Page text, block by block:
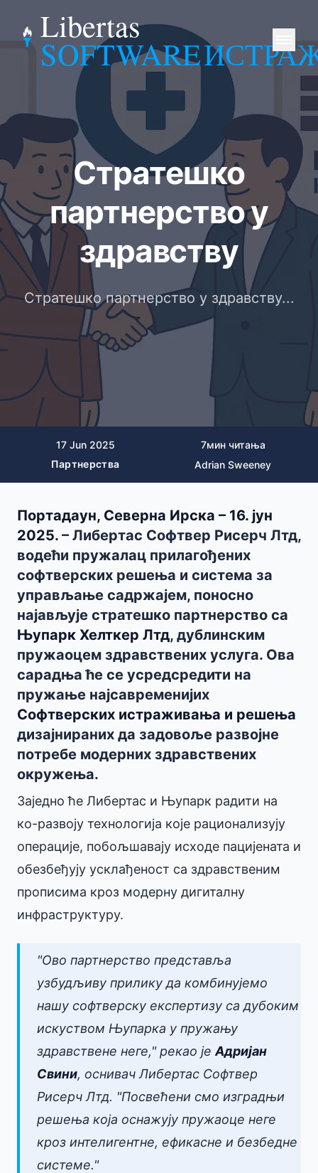
Libertas
SOFTWARE
Стратешко
партнерство у
здравству
Стратешко партнерство у здравству...
17 Jun 2025 7мин читања
Партнерства
Adrian Sweeney
Портадаун, Северна Ирска – 16. јун
2025. – Либертас Софтвер Рисерч Лтд,
водећи пружалац прилагођених
софтверских решења и система за
управљање садржајем, поносно
најављује стратешко партнерство са
Њупарк Хелткер Лтд, дублинским
пружаоцем здравствених услуга. Ова
сарадња ће се усредсредити на
пружање најсавременијих
Софтверских истраживања и решења
дизајнираних да задовоље развојне
потребе модерних здравствених
окружења.
Заједно ће Либертас и Њупарк радити на
ко-развоју технологија које рационализују
операције, побољшавају исходе пацијената и
обезбеђују усклађеност са здравственим
прописима кроз модерну дигиталну
инфраструктуру.
"Ово партнерство представља
узбудљиву прилику да комбинујемо
нашу софтверску експертизу са дубоким
искуством Њупарка у пружању
здравствене неге," рекао је Адријан
Свини, оснивач Либертас Софтвер
Рисерч Лтд. "Посвећени смо изградњи
решења која оснажују пружаоце неге
кроз интелигентне, ефикасне и безбедне
системе."